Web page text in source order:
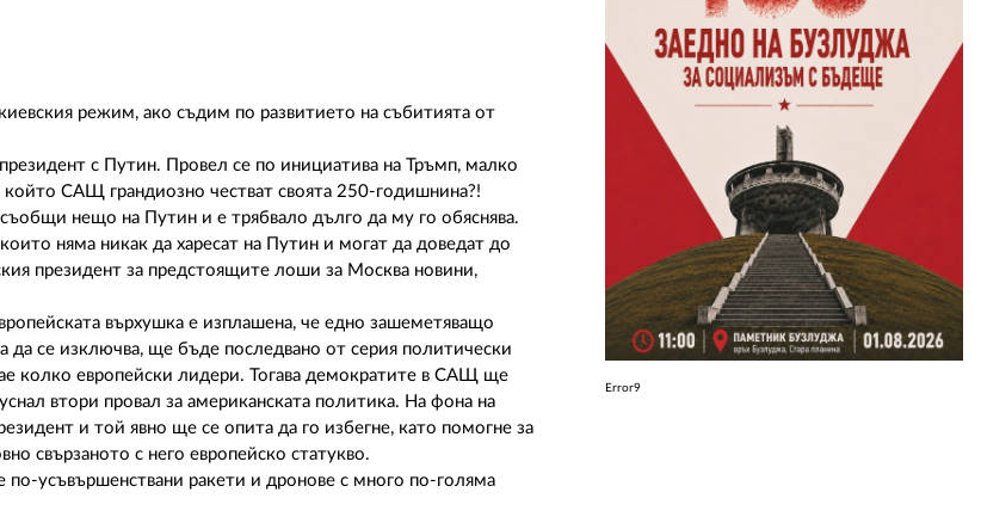
режим, ако съдим по развитието на събитията от
с Путин. Провел се по инициатива на Тръмп, малко
САЩ грандиозно честват своята 250-годишнина?!
нещо на Путин и е трябвало дълго да му го обяснява.
няма никак да харесат на Путин и могат да доведат до
президент за предстоящите лоши за Москва новини,
върхушка е изплашена, че едно зашеметяващо
да се изключва, ще бъде последвано от серия политически
колко европейски лидери. Тогава демократите в САЩ ще
втори провал за американската политика. На фона на
и той явно ще се опита да го избегне, като помогне за
свързаното с него европейско статукво.
усъвършенствани ракети и дронове с много по-голяма
Error9
АВТОРИ
РЕДАКЦИЯ
РЕКЛАМА
АБОНАМЕНТ
УСЛОВИЯ ЗА ПОЛЗВАНЕ
ПОЛИТИКА ЗА БИСКВИТКИТЕ
ПОЛИТИКАТА ЗА